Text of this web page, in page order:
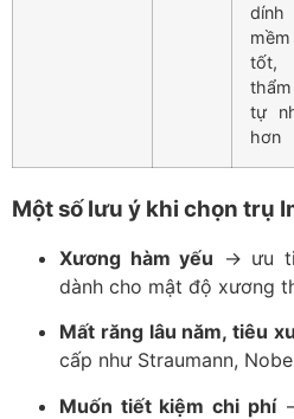
dính
mềm
tốt,
tự
hơn
Một số lưu ý khi chọn trụ
Xương hàm yếu → ưu
dành cho mật độ xương
Mất răng lâu năm, tiêu
cấp như Straumann,
Muốn tiết kiệm chi phí→